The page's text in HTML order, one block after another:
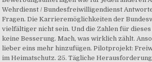
Wehrdienst / Bundesfreiwilligendienst
Fragen. Die Karrieremöglichkeiten der
vielfältiger nicht sein. Und die Zahlen für
keine Besserung. Mach, was wirklich zählt.
lieber eins mehr hinzufügen. Pilotprojekt:
im Heimatschutz. 25. Tägliche